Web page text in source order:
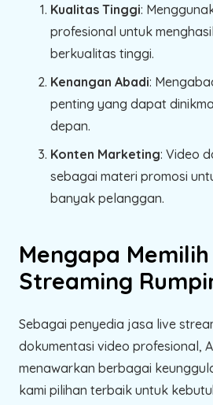
Kualitas Tinggi:
profesional untuk
berkualitas tinggi.
Kenangan Abadi:
penting yang dapat
depan.
Konten Marketing: Video
sebagai materi promosi
banyak pelanggan.
Mengapa
Streaming
Sebagai penyedia jasa live
dokumentasi video profesional,
menawarkan berbagai
kami pilihan terbaik untuk